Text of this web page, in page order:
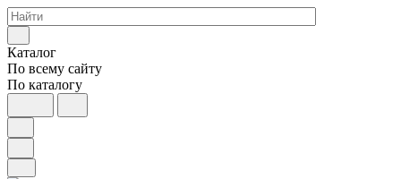
Каталог
По всему сайту
По каталогу